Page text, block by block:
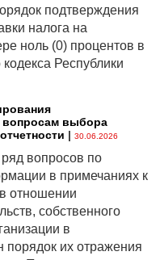
выгод от
методические
подтверждения
налога на
ноль (0) процентов в
Республики
вопросам выбора
| 30.06.2026
вопросов по
в примечаниях к
в отношении
собственного
в
порядок их отражения